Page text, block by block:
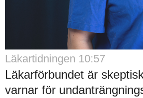
Läkartidningen 10:57
Läkarförbundet är
varnar för